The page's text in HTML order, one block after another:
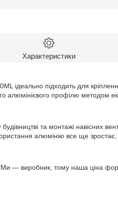
Характеристики
ідеально підходить для
алюмінієвого профілю методом
та монтажі навісних
алюмінію все ще
Ми — виробник, тому наша ціна